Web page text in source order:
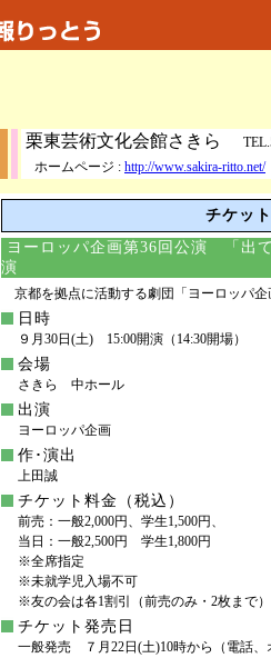
栗東芸術文化会館さきら
ホームページ : http://www.sakira-ritto.net/
チケッ
ヨーロッパ企画第36回公演 「出
演
京都を拠点に活動する劇団「ヨーロッパ
日時
９月30日(土) 15:00開演（14:30開場）
会場
さきら 中ホール
出演
ヨーロッパ企画
作･演出
上田誠
チケット料金（税込）
前売：一般2,000円、学生1,500円、
当日：一般2,500円 学生1,800円
※全席指定
※未就学児入場不可
※友の会は各1割引（前売のみ・2枚まで）
チケット発売日
一般発売 ７月22日(土)10時から（電話、